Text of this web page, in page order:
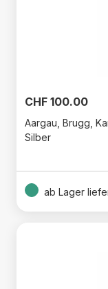
CHF 100.00
Aargau, Brugg,
Silber
ab Lager